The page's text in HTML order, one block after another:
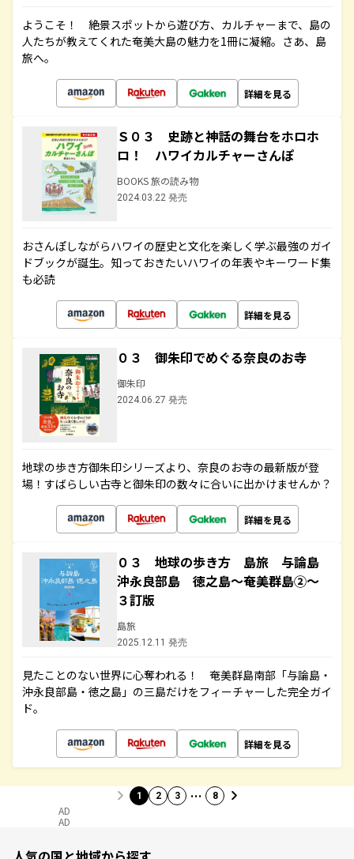
ようこそ！ 絶景スポットから遊び方、カルチャーまで、島の
人たちが教えてくれた奄美大島の魅力を1冊に凝縮。さあ、島
旅へ。
詳細を見る
Ｓ０３ 史跡と神話の舞台をホロホ
ロ！ ハワイカルチャーさんぽ
BOOKS 旅の読み物
2024.03.22 発売
おさんぽしながらハワイの歴史と文化を楽しく学ぶ最強のガイ
ドブックが誕生。知っておきたいハワイの年表やキーワード集
も必読
詳細を見る
０３ 御朱印でめぐる奈良のお寺
御朱印
2024.06.27 発売
地球の歩き方御朱印シリーズより、奈良のお寺の最新版が登
場！すばらしい古寺と御朱印の数々に合いに出かけませんか？
詳細を見る
０３ 地球の歩き方 島旅 与論島
沖永良部島 徳之島～奄美群島②～
３訂版
島旅
2025.12.11 発売
見たことのない世界に心奪われる！ 奄美群島南部「与論島・
沖永良部島・徳之島」の三島だけをフィーチャーした完全ガイ
ド。
詳細を見る
1 2 3 … 8
AD
AD